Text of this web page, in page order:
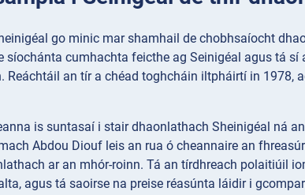
go minic mar shamhail de chobhsaíocht
síochánta cumhachta feicthe ag Seinigéal agus tá
Reáchtáil an tír a chéad toghcháin iltpháirtí in
is suntasaí i stair dhaonlathach Sheinigéal ná
Abdou Diouf leis an rua ó cheannaire an
ar an mhór-roinn. Tá an tírdhreach polaitiúil
agus tá saoirse na preise réasúnta láidir i